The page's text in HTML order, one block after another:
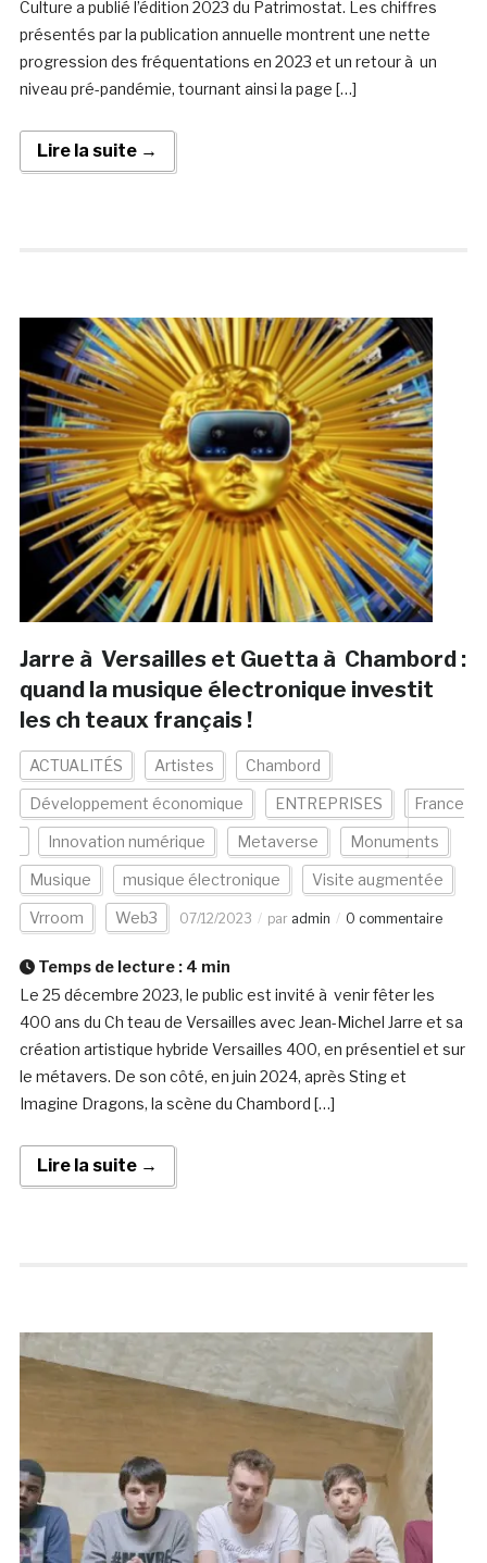
Culture a publié l’édition 2023 du Patrimostat. Les chiffres
présentés par la publication annuelle montrent une nette
progression des fréquentations en 2023 et un retour à un
niveau pré-pandémie, tournant ainsi la page […]
Lire la suite →
Jarre à Versailles et Guetta à Chambord :
quand la musique électronique investit
les ch teaux français !
ACTUALITÉS Artistes Chambord
Développement économique ENTREPRISES France
Innovation numérique Metaverse Monuments
Musique musique électronique Visite augmentée
Vrroom Web3 07/12/2023 par admin 0 commentaire
Temps de lecture : 4 min
Le 25 décembre 2023, le public est invité à venir fêter les
400 ans du Ch teau de Versailles avec Jean-Michel Jarre et sa
création artistique hybride Versailles 400, en présentiel et sur
le métavers. De son côté, en juin 2024, après Sting et
Imagine Dragons, la scène du Chambord […]
Lire la suite →